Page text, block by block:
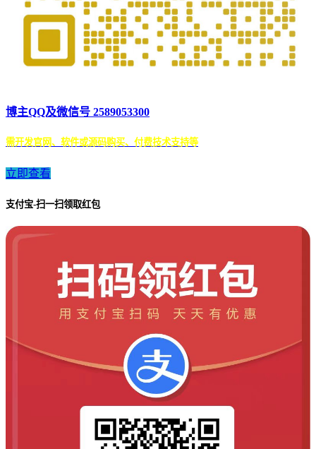
博主QQ及微信号 2589053300
需开发官网、软件或源码购买、付费技术支持等
立即查看
支付宝-扫一扫领取红包